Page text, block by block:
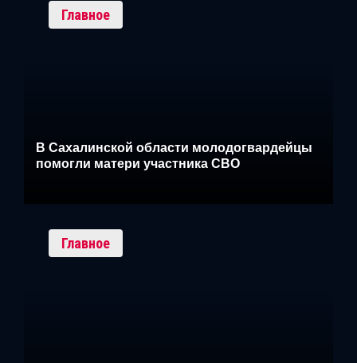
Главное
В Сахалинской области молодогвардейцы
помогли матери участника СВО
Главное